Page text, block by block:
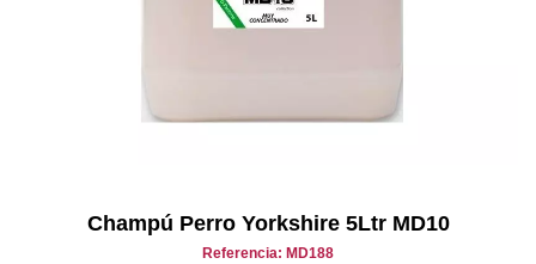
Champú Perro Yorkshire 5Ltr MD10
Referencia: MD188